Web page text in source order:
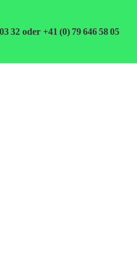
32 oder +41 (0) 79 646 58 05